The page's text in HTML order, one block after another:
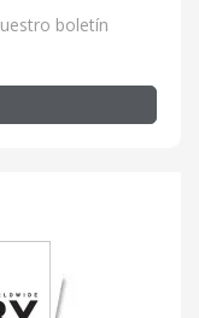
boletín